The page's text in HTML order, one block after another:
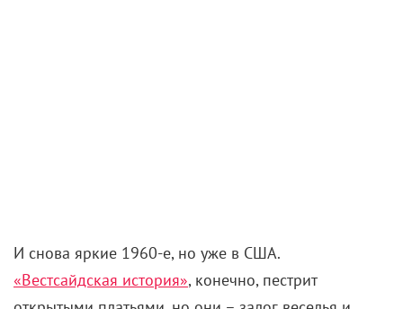
И снова яркие 1960-е, но уже в США.
«Вестсайдская история», конечно, пестрит